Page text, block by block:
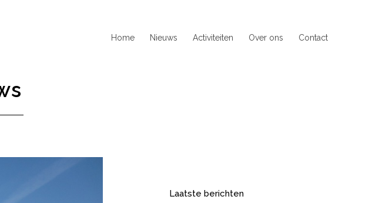
Home Nieuws Activiteiten Over ons Contact
Laatste berichten